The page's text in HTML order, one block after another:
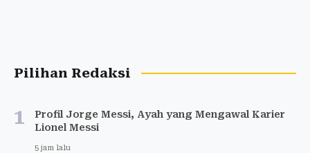
Pilihan Redaksi
1
Profil Jorge Messi, Ayah yang Mengawal Karier
Lionel Messi
5 jam lalu